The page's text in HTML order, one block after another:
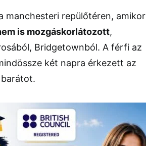
manchesteri repülőtéren, amikor
is mozgáskorlátozott,
Bridgetownból. A férfi az
két napra érkezett az